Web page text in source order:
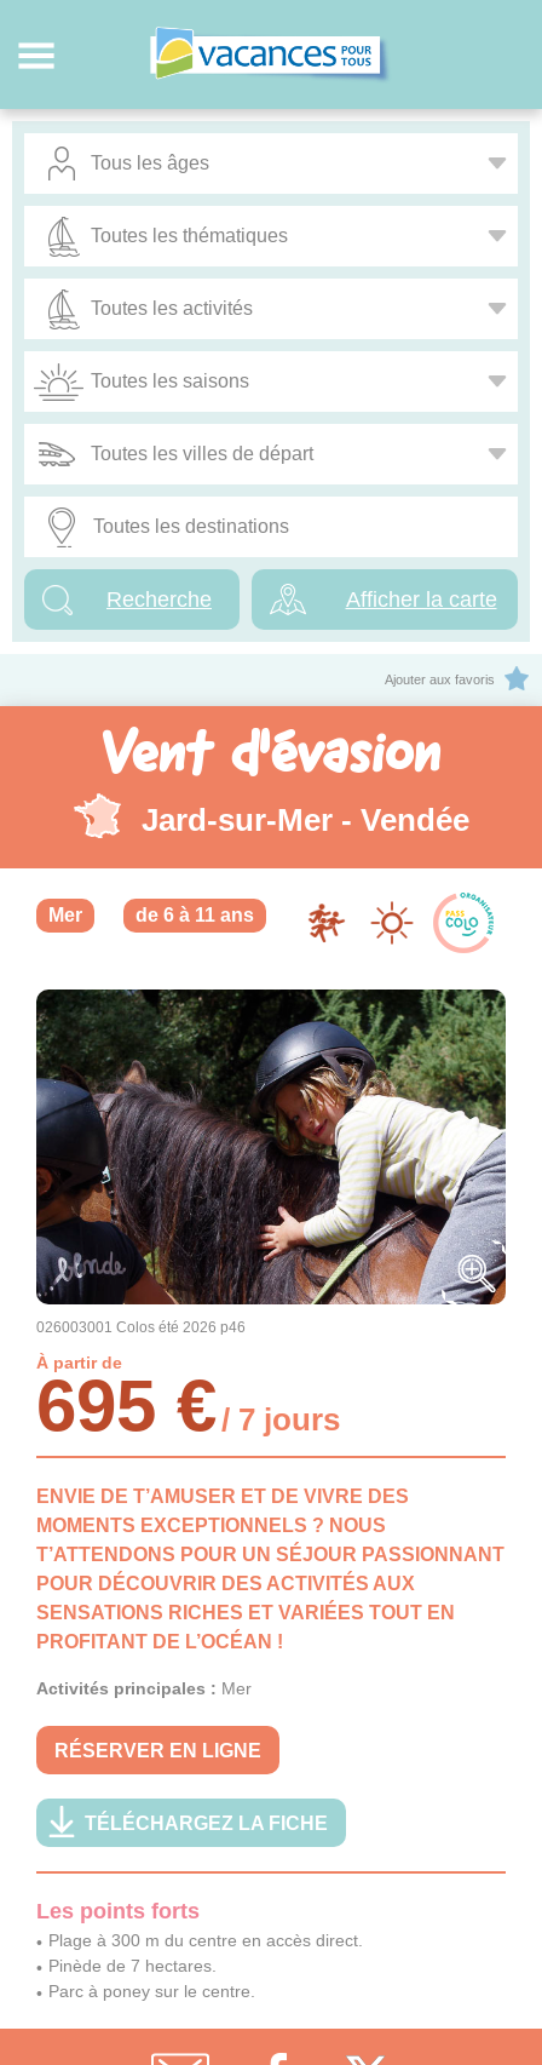
Afficher la carte
Ajouter aux favoris
Vent d'évasion
Jard-sur-Mer - Vendée
Mer de 6 à 11 ans
026003001 Colos été 2026 p46
À partir de
695 €/ 7 jours
ENVIE DE T’AMUSER ET DE VIVRE DES
MOMENTS EXCEPTIONNELS ? NOUS
T’ATTENDONS POUR UN SÉJOUR PASSIONNANT
POUR DÉCOUVRIR DES ACTIVITÉS AUX
SENSATIONS RICHES ET VARIÉES TOUT EN
PROFITANT DE L’OCÉAN !
Activités principales : Mer
RÉSERVER EN LIGNE
TÉLÉCHARGEZ LA FICHE
Les points forts
Plage à 300 m du centre en accès direct.
Pinède de 7 hectares.
Parc à poney sur le centre.